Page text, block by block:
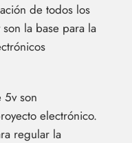
de todos los
la base para la
5v son
electrónico.
regular la